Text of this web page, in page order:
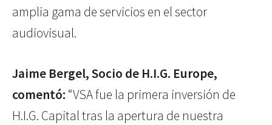
amplia gama de servicios en el sector
audiovisual.
Jaime Bergel, Socio de H.I.G. Europe,
comentó: “VSA fue la primera inversión de
H.I.G. Capital tras la apertura de nuestra